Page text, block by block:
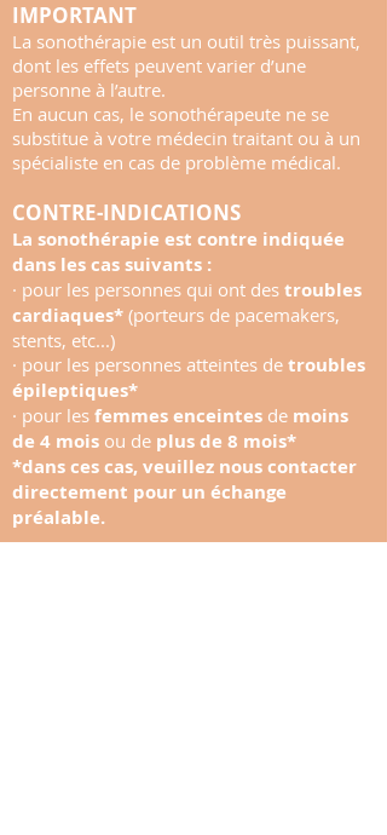
IMPORTANT
La sonothérapie est un outil très puissant,
dont les effets peuvent varier d’une
personne à l’autre.
En aucun cas, le sonothérapeute ne se
substitue à votre médecin traitant ou à un
spécialiste en cas de problème médical.
CONTRE-INDICATIONS
La sonothérapie est contre indiquée
dans les cas suivants :
· pour les personnes qui ont des troubles
cardiaques* (porteurs de pacemakers,
stents, etc...)
· pour les personnes atteintes de troubles
épileptiques*
· pour les femmes enceintes de moins
de 4 mois ou de plus de 8 mois*
*dans ces cas, veuillez nous contacter
directement pour un échange
préalable.